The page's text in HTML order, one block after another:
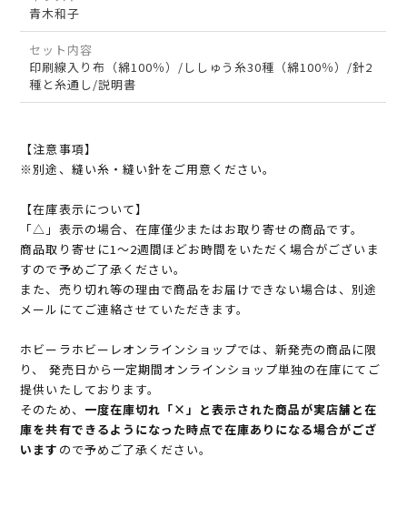
青木和子
セット内容
印刷線入り布（綿100％）/ししゅう糸30種（綿100％）/針2
種と糸通し/説明書
【注意事項】
※別途、縫い糸・縫い針をご用意ください。
【在庫表示について】
「△」表示の場合、在庫僅少またはお取り寄せの商品です。
商品取り寄せに1～2週間ほどお時間をいただく場合がございま
すので予めご了承ください。
また、売り切れ等の理由で商品をお届けできない場合は、別途
メールにてご連絡させていただきます。
ホビーラホビーレオンラインショップでは、新発売の商品に限
り、 発売日から一定期間オンラインショップ単独の在庫にてご
提供いたしております。
そのため、 一度在庫切れ「×」と表示された商品が実店舗と在
庫を共有できるようになった時点で在庫ありになる場合がござ
います ので予めご了承ください。